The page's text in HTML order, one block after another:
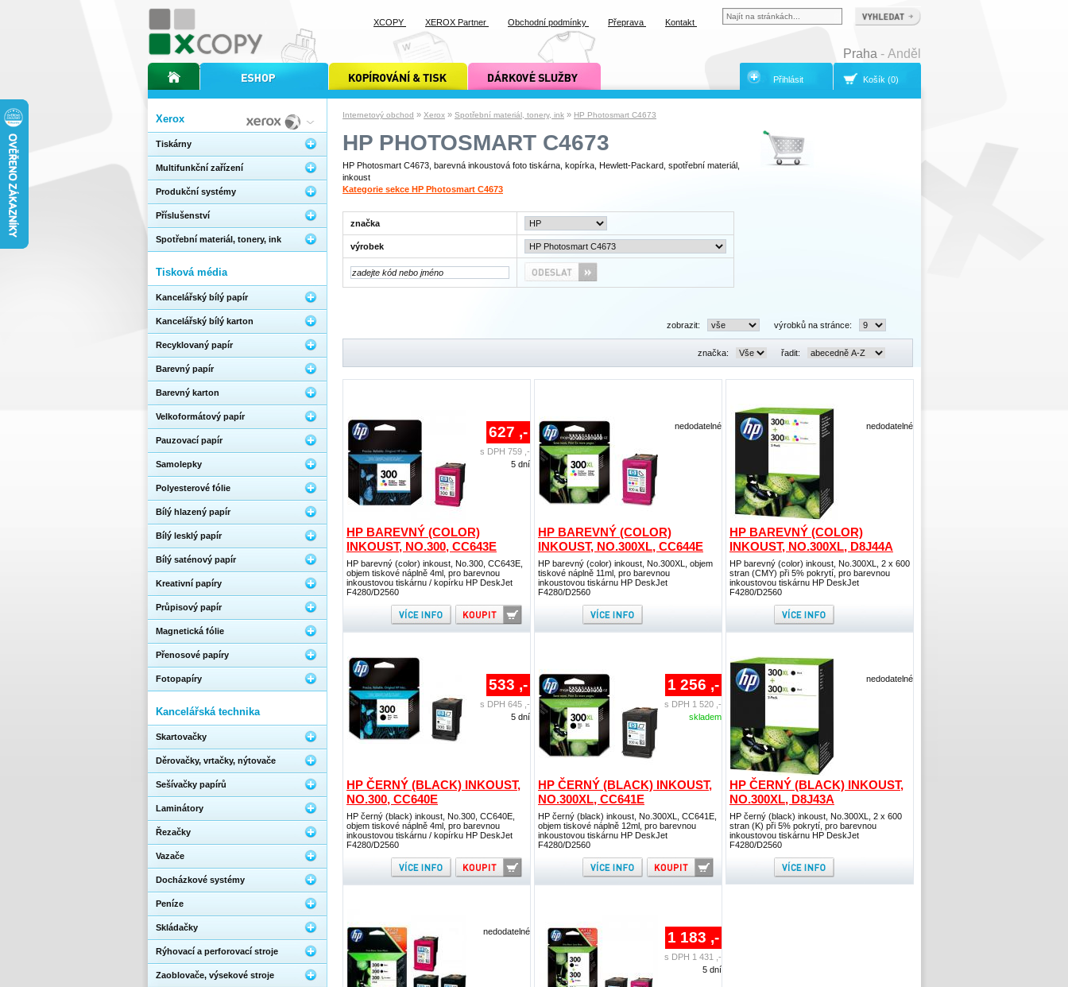
Internetový obchod » Xerox » Spotřební materiál, tonery, ink » HP Photosmart C4673
HP PHOTOSMART C4673
HP Photosmart C4673, barevná inkoustová foto tiskárna, kopírka, Hewlett-Packard, spotřební materiál,
inkoust
Kategorie sekce HP Photosmart C4673
značka
výrobek
zobrazit: výrobků na stránce:
značka: řadit:
HP BAREVNÝ (COLOR)
INKOUST, NO.300, CC643E
HP barevný (color) inkoust, No.300, CC643E,
objem tiskové náplně 4ml, pro barevnou
inkoustovou tiskárnu / kopírku HP DeskJet
F4280/D2560
627 ,-
s DPH 759 ,-
5 dní
HP BAREVNÝ (COLOR)
INKOUST, NO.300XL, CC644E
HP barevný (color) inkoust, No.300XL, objem
tiskové náplně 11ml, pro barevnou
inkoustovou tiskárnu HP DeskJet
F4280/D2560
nedodatelné
HP BAREVNÝ (COLOR)
INKOUST, NO.300XL, D8J44A
HP barevný (color) inkoust, No.300XL, 2 x 600
stran (CMY) při 5% pokrytí, pro barevnou
inkoustovou tiskárnu HP DeskJet
F4280/D2560
nedodatelné
HP ČERNÝ (BLACK) INKOUST,
NO.300, CC640E
HP černý (black) inkoust, No.300, CC640E,
objem tiskové náplně 4ml, pro barevnou
inkoustovou tiskárnu / kopírku HP DeskJet
F4280/D2560
533 ,-
s DPH 645 ,-
5 dní
HP ČERNÝ (BLACK) INKOUST,
NO.300XL, CC641E
HP černý (black) inkoust, No.300XL, CC641E,
objem tiskové náplně 12ml, pro barevnou
inkoustovou tiskárnu HP DeskJet
F4280/D2560
1 256 ,-
s DPH 1 520 ,-
skladem
HP ČERNÝ (BLACK) INKOUST,
NO.300XL, D8J43A
HP černý (black) inkoust, No.300XL, 2 x 600
stran (K) při 5% pokrytí, pro barevnou
inkoustovou tiskárnu HP DeskJet
F4280/D2560
nedodatelné
nedodatelné 1 183 ,-
s DPH 1 431 ,-
5 dní
Xerox
Tiskárny
Multifunkční zařízení
Produkční systémy
Příslušenství
Spotřební materiál, tonery, ink
Tisková média
Kancelářský bílý papír
Kancelářský bílý karton
Recyklovaný papír
Barevný papír
Barevný karton
Velkoformátový papír
Pauzovací papír
Samolepky
Polyesterové fólie
Bílý hlazený papír
Bílý lesklý papír
Bílý saténový papír
Kreativní papíry
Průpisový papír
Magnetická fólie
Přenosové papíry
Fotopapíry
Kancelářská technika
Skartovačky
Děrovačky, vrtačky, nýtovače
Sešívačky papírů
Laminátory
Řezačky
Vazače
Docházkové systémy
Peníze
Skládačky
Rýhovací a perforovací stroje
Zaoblovače, výsekové stroje
úvodní stránka xcopyinternetový obchod xcopy kopírování a tisk xcopy dárkové služby xcopy
XCOPY XEROX Partner Obchodní podmínky Přeprava Kontakt
Praha - Anděl
Košík (0)
Přihlásit